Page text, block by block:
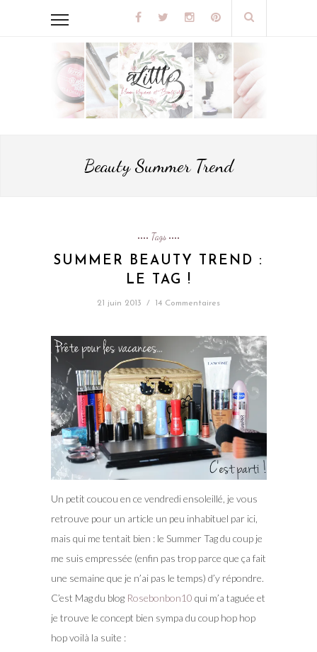
Beauty Summer Trend
Tags
SUMMER BEAUTY TREND :
LE TAG !
21 juin 2013 / 14 Commentaires
Un petit coucou en ce vendredi ensoleillé, je vous
retrouve pour un article un peu inhabituel par ici,
mais qui me tentait bien : le Summer Tag du coup je
me suis empressée (enfin pas trop parce que ça fait
une semaine que je n’ai pas le temps) d’y répondre.
C’est Mag du blog Rosebonbon10 qui m’a taguée et
je trouve le concept bien sympa du coup hop hop
hop voilà la suite :